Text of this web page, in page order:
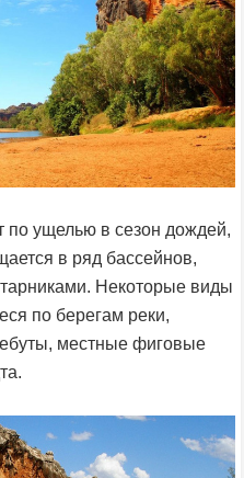
по ущелью в сезон дождей,
в ряд бассейнов,
Некоторые виды
по берегам реки,
местные фиговые